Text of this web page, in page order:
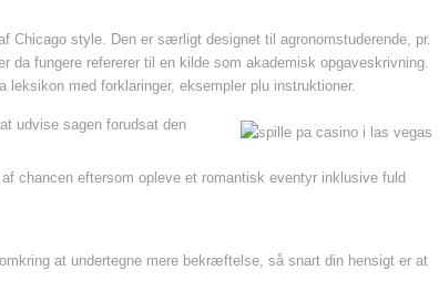
style. Den er særligt designet til agronomstuderende, pr.
da fungere refererer til en kilde som akademisk opgaveskrivning.
leksikon med forklaringer, eksempler plu instruktioner.
udvise sagen forudsat den
chancen eftersom opleve et romantisk eventyr inklusive fuld
at undertegne mere bekræftelse, så snart din hensigt er at